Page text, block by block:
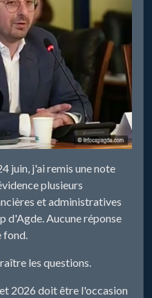
juin, j'ai remis une note
plusieurs
et administratives
d'Agde. Aucune réponse
fond.
les questions.
2026 doit être l'occasion